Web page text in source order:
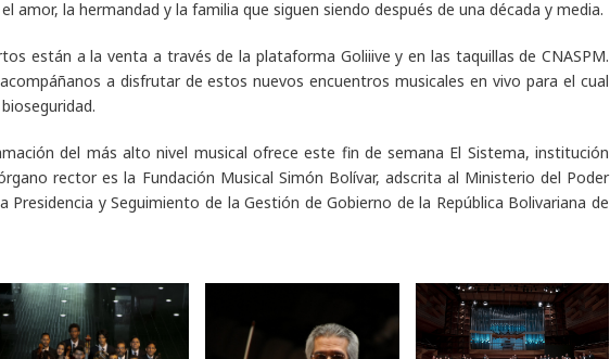
amor, la hermandad y la familia que siguen siendo después de una década y media.
están a la venta a través de la plataforma Goliiive y en las taquillas de CNASPM.
a disfrutar de estos nuevos encuentros musicales en vivo para el cual
del más alto nivel musical ofrece este fin de semana El Sistema, institución
rector es la Fundación Musical Simón Bolívar, adscrita al Ministerio del Poder
Presidencia y Seguimiento de la Gestión de Gobierno de la República Bolivariana de